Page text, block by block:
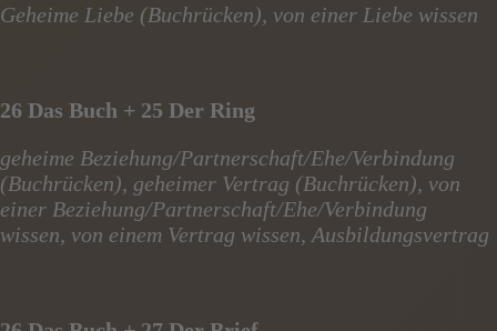
Geheime Liebe (Buchrücken), von einer Liebe wissen
26 Das Buch + 25 Der Ring
geheime Beziehung/Partnerschaft/Ehe/Verbindung
(Buchrücken), geheimer Vertrag (Buchrücken), von
einer Beziehung/Partnerschaft/Ehe/Verbindung
wissen, von einem Vertrag wissen, Ausbildungsvertrag